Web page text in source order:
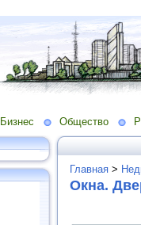
Бизнес Общество
Главная >
Окна.